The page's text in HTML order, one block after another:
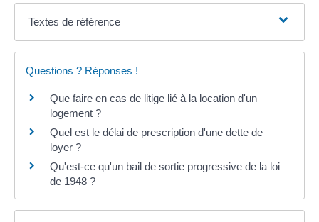
Textes de référence
Questions ? Réponses !
Que faire en cas de litige lié à la location d'un
logement ?
Quel est le délai de prescription d'une dette de
loyer ?
Qu'est-ce qu'un bail de sortie progressive de la loi
de 1948 ?